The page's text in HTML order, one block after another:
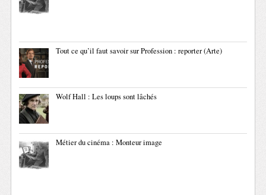
Tout ce qu’il faut savoir sur Profession : reporter (Arte)
Wolf Hall : Les loups sont lâchés
Métier du cinéma : Monteur image